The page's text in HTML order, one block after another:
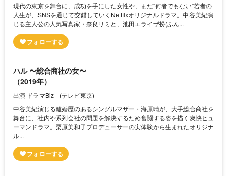
現代の東京を舞台に、成功を手にした女性や、まだ“何者でもない”若者の
人生が、SNSを通じて交錯していくNetfilxオリジナルドラマ。中谷美紀演
じる主人公の人気写真家・奈良リミと、池田エライザ扮(ふん...
ハル 〜総合商社の女〜
（2019年）
出演 ドラマBiz (テレビ東京)
中谷美紀演じる離婚歴のあるシングルマザー・海原晴が、大手総合商社を
舞台に、社内や系列会社の問題を解決するため奮闘する姿を描く爽快ヒュ
ーマンドラマ。栗原美和子プロデューサーの実体験から生まれたオリジナ
ル...